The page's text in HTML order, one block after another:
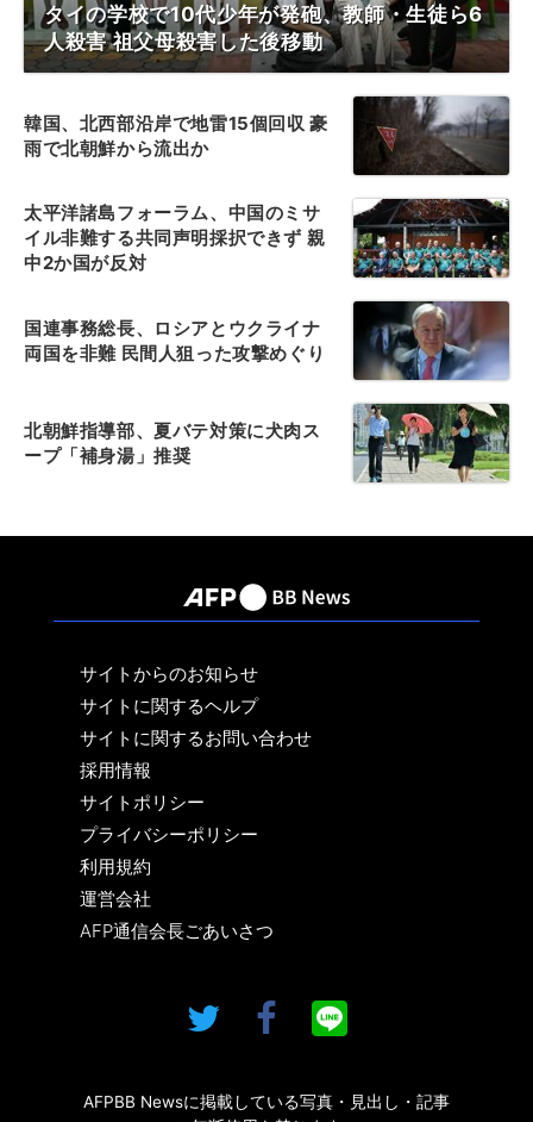
タイの学校で10代少年が発砲、教師・生徒ら6
人殺害 祖父母殺害した後移動
韓国、北西部沿岸で地雷15個回収 豪
雨で北朝鮮から流出か
太平洋諸島フォーラム、中国のミサ
イル非難する共同声明採択できず 親
中2か国が反対
国連事務総長、ロシアとウクライナ
両国を非難 民間人狙った攻撃めぐり
北朝鮮指導部、夏バテ対策に犬肉ス
ープ「補身湯」推奨
サイトからのお知らせ
サイトに関するヘルプ
サイトに関するお問い合わせ
採用情報
サイトポリシー
プライバシーポリシー
利用規約
運営会社
AFP通信会長ごあいさつ
AFPBB Newsに掲載している写真・見出し・記事